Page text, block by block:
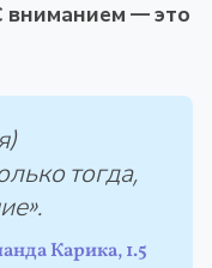
вниманием — это
тогда,
Карика, 1.5